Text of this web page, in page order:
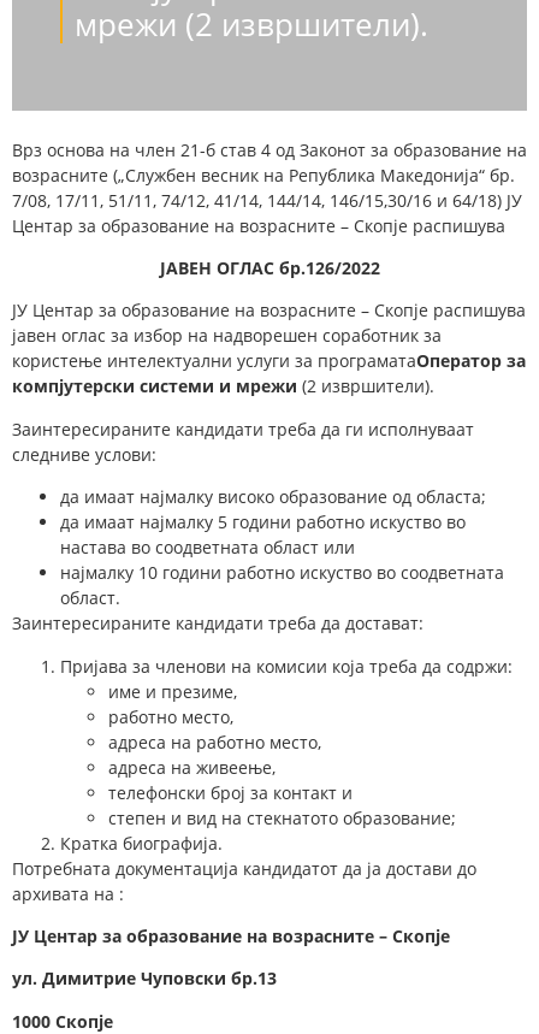
мрежи (2 извршители).
Врз основа на член 21-б став 4 од Законот за образование на
возрасните („Службен весник на Република Македонија“ бр.
7/08, 17/11, 51/11, 74/12, 41/14, 144/14, 146/15,30/16 и 64/18) ЈУ
Центар за образование на возрасните – Скопје распишува
ЈАВЕН ОГЛАС бр.126/2022
ЈУ Центар за образование на возрасните – Скопје распишува
јавен оглас за избор на надворешен соработник за
користење интелектуални услуги за програматаОператор за
компјутерски системи и мрежи (2 извршители).
Заинтересираните кандидати треба да ги исполнуваат
следниве услови:
да имаат најмалку високо образование од областа;
да имаат најмалку 5 години работно искуство во
настава во соодветната област или
најмалку 10 години работно искуство во соодветната
област.
Заинтересираните кандидати треба да достават:
Пријава за членови на комисии која треба да содржи:
име и презиме,
работно место,
адреса на работно место,
адреса на живеење,
телефонски број за контакт и
степен и вид на стекнатото образование;
Кратка биографија.
Потребната документација кандидатот да ја достави до
архивата на :
ЈУ Центар за образование на возрасните – Скопје
ул. Димитрие Чуповски бр.13
1000 Скопје